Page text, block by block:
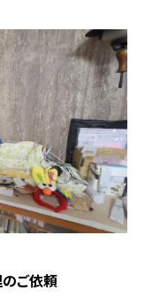
ご依頼